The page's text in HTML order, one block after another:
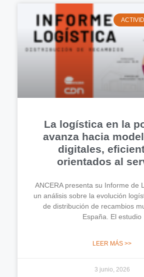
La logística en la
avanza hacia
digitales,
orientados al
ANCERA presenta su Informe de
un análisis sobre la evolución
de distribución de recambios
España. El estudio
LEER MÁS >>
3 junio, 2026